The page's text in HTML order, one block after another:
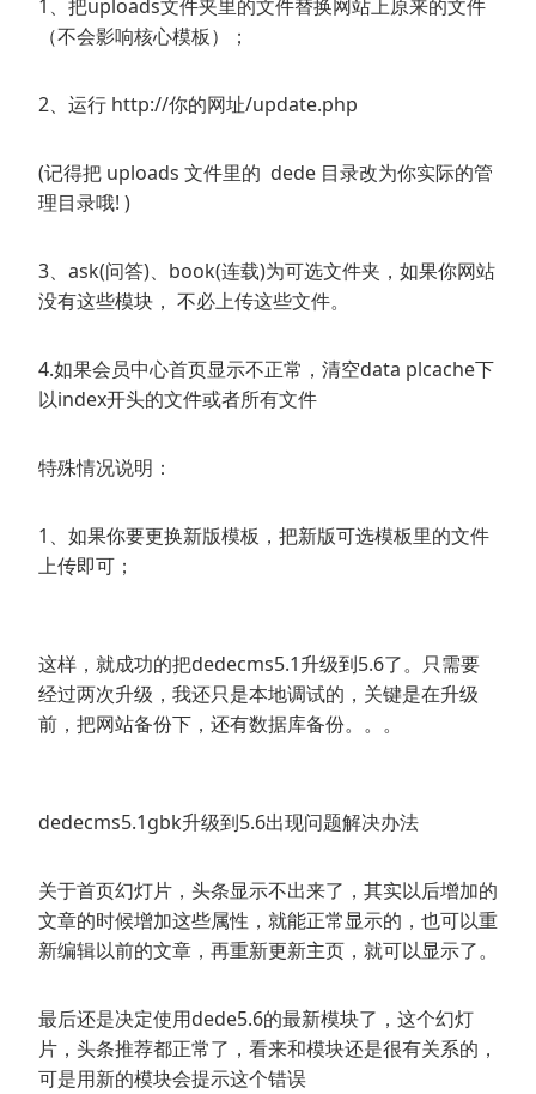
1、把uploads文件夹里的文件替换网站上原来的文件
（不会影响核心模板）；
2、运行 http://你的网址/update.php
(记得把 uploads 文件里的 dede 目录改为你实际的管
理目录哦! )
3、ask(问答)、book(连载)为可选文件夹，如果你网站
没有这些模块， 不必上传这些文件。
4.如果会员中心首页显示不正常，清空data plcache下
以index开头的文件或者所有文件
特殊情况说明：
1、如果你要更换新版模板，把新版可选模板里的文件
上传即可；
这样，就成功的把dedecms5.1升级到5.6了。只需要
经过两次升级，我还只是本地调试的，关键是在升级
前，把网站备份下，还有数据库备份。。。
dedecms5.1gbk升级到5.6出现问题解决办法
关于首页幻灯片，头条显示不出来了，其实以后增加的
文章的时候增加这些属性，就能正常显示的，也可以重
新编辑以前的文章，再重新更新主页，就可以显示了。
最后还是决定使用dede5.6的最新模块了，这个幻灯
片，头条推荐都正常了，看来和模块还是很有关系的，
可是用新的模块会提示这个错误